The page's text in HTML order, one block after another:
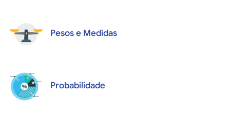
Pesos e Medidas
Probabilidade